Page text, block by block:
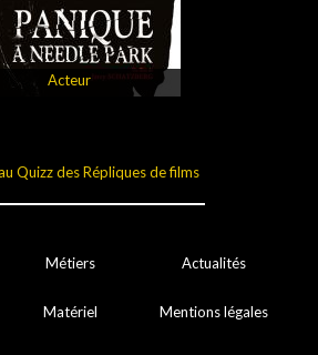
Acteur
Quizz des Répliques de films
Métiers Actualités
Matériel Mentions légales